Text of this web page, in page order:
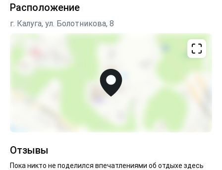
Расположение
г. Калуга, ул. Болотникова, 8
Отзывы
Пока никто не поделился впечатлениями об отдыхе здесь